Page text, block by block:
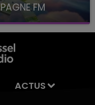
FM
à 8H10
ACTUS